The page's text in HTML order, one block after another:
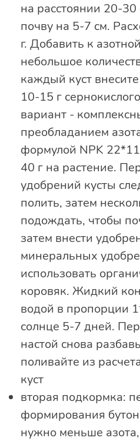
на расстоянии 20-30
почву на 5-7 см.
г. Добавить к
небольшое
каждый куст
10-15 г
вариант -
преобладанием
формулой NPK
40 г на растение.
удобрений кусты
полить, затем
подождать, чтобы
затем внести
минеральных
использовать
коровяк. Жидкий
водой в пропорции
солнце 5-7 дней.
настой снова
поливайте из
куст
вторая подкормка:
формирования
нужно меньше